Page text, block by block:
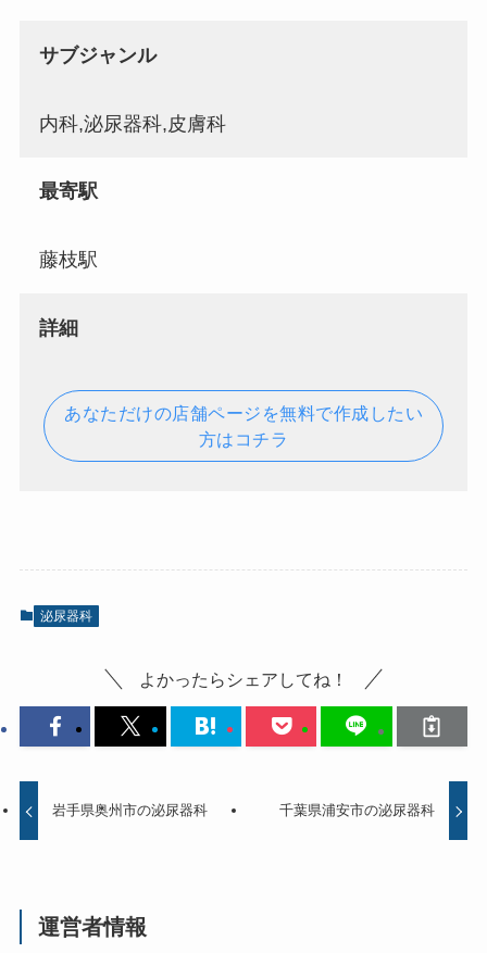
サブジャンル
内科,泌尿器科,皮膚科
最寄駅
藤枝駅
詳細
あなただけの店舗ページを無料で作成したい
方はコチラ
泌尿器科
よかったらシェアしてね！
岩手県奥州市の泌尿器科 千葉県浦安市の泌尿器科
運営者情報